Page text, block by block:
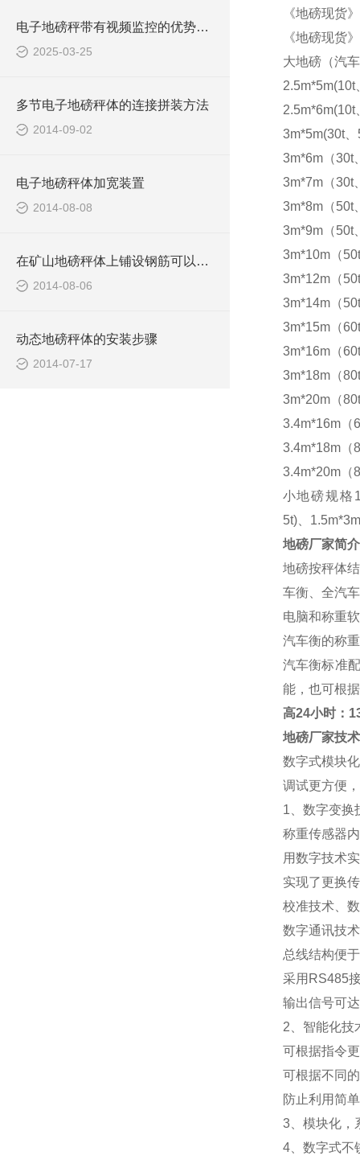
电子地磅秤带有视频监控的优势和重要性
2025-03-25
多节电子地磅秤体的连接拼装方法
2014-09-02
电子地磅秤体加宽装置
2014-08-08
在矿山地磅秤体上铺设钢筋可以防滑
2014-08-06
动态地磅秤体的安装步骤
2014-07-17
《地磅现货
《地磅现货
大地磅（汽
2.5m*5m(10t
2.5m*6m(10t
3m*5m(30t、
3m*6m（30t
3m*7m（30t
3m*8m（50t
3m*9m（50t
3m*10m（
3m*12m（
3m*14m（
3m*15m（
3m*16m（
3m*18m（
3m*20m（
3.4m*16m（
3.4m*18m（
3.4m*20m（
小地磅规格
5t)、
地磅厂家简
地磅按秤体
车衡、全汽
电脑和称重
汽车衡的称
汽车衡标准
能，也可根
高24小时：
地磅厂家技
数字式模块
调试更方便
1 、数字变
称重传感器
用数字技术
实现了更换
校准技术、
数字通讯技术
总线结构便
采用 RS485
输出信号可达
2 、智能化技
可根据指令
可根据不同
防止利用简
3、模块化，
4、数字式不